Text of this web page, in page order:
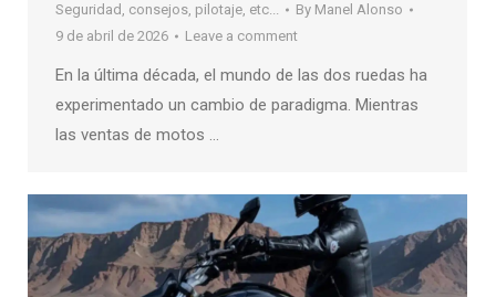
Seguridad, consejos, pilotaje, etc... By Manel Alonso
9 de abril de 2026
Leave a comment
En la última década, el mundo de las dos ruedas ha
experimentado un cambio de paradigma. Mientras
las ventas de motos …